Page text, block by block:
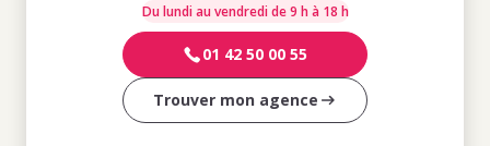
Du lundi au vendredi de 9 h à 18 h
01 42 50 00 55
Trouver mon agence